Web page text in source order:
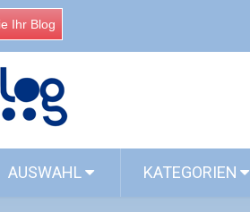
Ihr Blog
AUSWAHL KATEGORIEN